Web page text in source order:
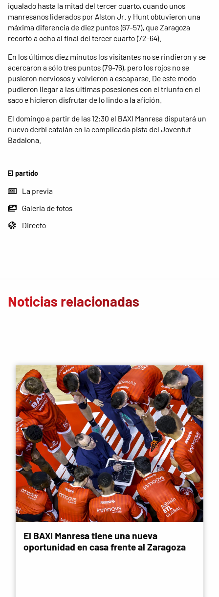
El partido
La previa
Galeria de fotos
Directo
igualado hasta la mitad del tercer cuarto, cuando unos
manresanos liderados por Alston Jr. y Hunt obtuvieron una
máxima diferencia de diez puntos (67-57), que Zaragoza
recortó a ocho al final del tercer cuarto (72-64).
En los últimos diez minutos los visitantes no se rindieron y se
acercaron a sólo tres puntos (79-76), pero los rojos no se
pusieron nerviosos y volvieron a escaparse. De este modo
pudieron llegar a las últimas posesiones con el triunfo en el
saco e hicieron disfrutar de lo lindo a la afición.
El domingo a partir de las 12:30 el BAXI Manresa disputará un
nuevo derbi catalán en la complicada pista del Joventut
Badalona.
Noticias relacionadas
El BAXI Manresa tiene una nueva
oportunidad en casa frente al Zaragoza